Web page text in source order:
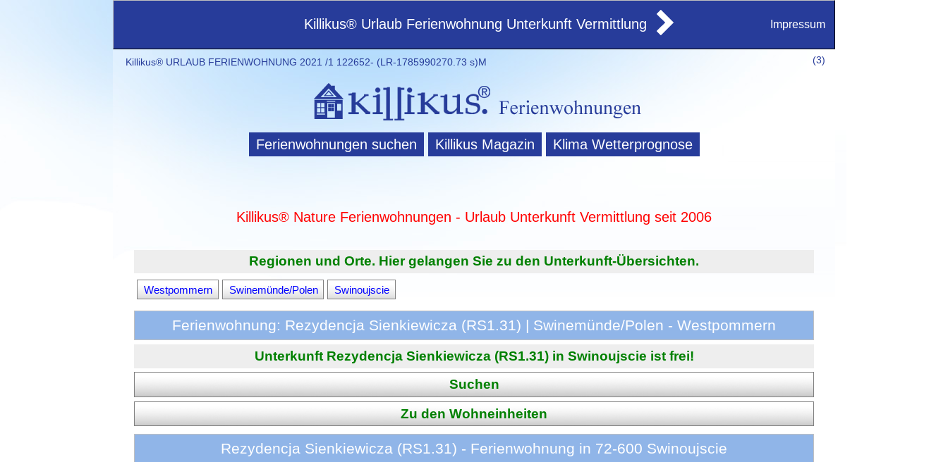
Killikus® Urlaub Ferienwohnung Unterkunft Vermittlung Impressum
(3)
Killikus® URLAUB FERIENWOHNUNG 2021 /1 122652- (LR-1785990270.73 s)M
Ferienwohnungen suchen Killikus Magazin Klima Wetterprognose
Killikus® Nature Ferienwohnungen - Urlaub Unterkunft Vermittlung seit 2006
Regionen und Orte. Hier gelangen Sie zu den Unterkunft-Übersichten.
Westpommern Swinemünde/Polen Swinoujscie
Ferienwohnung: Rezydencja Sienkiewicza (RS1.31) | Swinemünde/Polen - Westpommern
Unterkunft Rezydencja Sienkiewicza (RS1.31) in Swinoujscie ist frei!
Suchen
Zu den Wohneinheiten
Rezydencja Sienkiewicza (RS1.31) - Ferienwohnung in 72-600 Swinoujscie